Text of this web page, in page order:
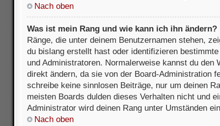
Nach oben
Was ist mein Rang und wie kann ich ihn ändern?
Ränge, die unter deinem Benutzernamen stehen,
du bislang erstellt hast oder identifizieren
und Administratoren. Normalerweise kannst du den
direkt ändern, da sie von der Board-Administration
schreibe keine sinnlosen Beiträge, nur um deinen
meisten Boards dulden dieses Verhalten nicht und
Administrator wird deinen Rang unter Umständen
Nach oben